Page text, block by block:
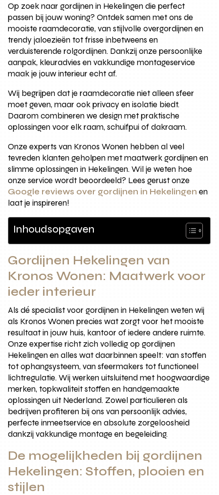
Op zoek naar gordijnen in Hekelingen die perfect
passen bij jouw woning? Ontdek samen met ons de
mooiste raamdecoratie, van stijlvolle overgordijnen en
trendy jaloezieën tot frisse inbetweens en
verduisterende rolgordijnen. Dankzij onze persoonlijke
aanpak, kleuradvies en vakkundige montageservice
maak je jouw interieur echt af.
Wij begrijpen dat je raamdecoratie niet alleen sfeer
moet geven, maar ook privacy en isolatie biedt.
Daarom combineren we design met praktische
oplossingen voor elk raam, schuifpui of dakraam.
Onze experts van Kronos Wonen hebben al veel
tevreden klanten geholpen met maatwerk gordijnen en
slimme oplossingen in Hekelingen. Wil je weten hoe
onze service wordt beoordeeld? Lees gerust onze
Google reviews over gordijnen in Hekelingen en
laat je inspireren!
Inhoudsopgaven
Gordijnen Hekelingen van
Kronos Wonen: Maatwerk voor
ieder interieur
Als dé specialist voor gordijnen in Hekelingen weten wij
als Kronos Wonen precies wat zorgt voor het mooiste
resultaat in jouw huis, kantoor of iedere andere ruimte.
Onze expertise richt zich volledig op gordijnen
Hekelingen en alles wat daarbinnen speelt: van stoffen
tot ophangsysteem, van sfeermakers tot functioneel
lichtregulatie. Wij werken uitsluitend met hoogwaardige
merken, topkwaliteit stoffen en handgemaakte
oplossingen uit Nederland. Zowel particulieren als
bedrijven profiteren bij ons van persoonlijk advies,
perfecte inmeetservice en absolute zorgeloosheid
dankzij vakkundige montage en begeleiding.
De mogelijkheden bij gordijnen
Hekelingen: Stoffen, plooien en
stijlen